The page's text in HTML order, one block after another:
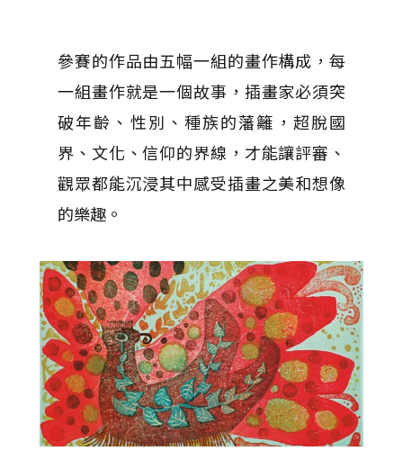
參賽的作品由五幅一組的畫作構成，每
一組畫作就是一個故事，插畫家必須突
破年齡、性別、種族的藩籬，超脫國
界、文化、信仰的界線，才能讓評審、
觀眾都能沉浸其中感受插畫之美和想像
的樂趣。